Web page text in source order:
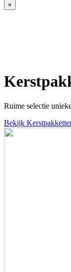
×
Ruime selectie
Bekijk